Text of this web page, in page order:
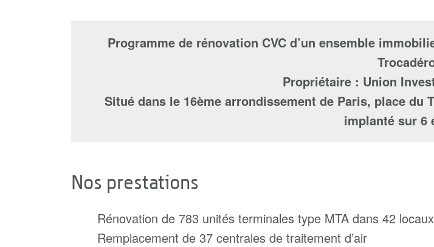
Programme de rénovation CVC d’un ensemble
Propriétaire : Union
Situé dans le 16ème arrondissement de Paris, place du
implanté sur 6
Nos prestations
Rénovation de 783 unités terminales type MTA dans 42
Remplacement de 37 centrales de traitement d’air